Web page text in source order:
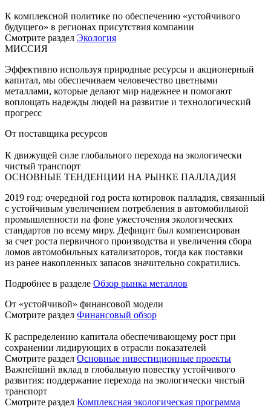
К комплексной политике по обеспечению «устойчивого
будущего» в регионах присутствия компании
Смотрите раздел Экология
МИССИЯ
Эффективно используя природные ресурсы и акционерный
капитал, мы обеспечиваем человечество цветными
металлами, которые делают мир надежнее и помогают
воплощать надежды людей на развитие и технологический
прогресс
От поставщика ресурсов
К движущей силе глобального перехода на экологически
чистый транспорт
ОСНОВНЫЕ ТЕНДЕНЦИИ НА РЫНКЕ ПАЛЛАДИЯ
2019 год: очередной год роста котировок палладия, связанный
с устойчивым увеличением потребления в автомобильной
промышленности на фоне ужесточения экологических
стандартов по всему миру. Дефицит был компенсирован
за счет роста первичного производства и увеличения сбора
ломов автомобильных катализаторов, тогда как поставки
из ранее накопленных запасов значительно сократились.
Подробнее в разделе Обзор рынка металлов
От «устойчивой» финансовой модели
Смотрите раздел Финансовый обзор
К распределению капитала обеспечивающему рост при
сохранении лидирующих в отрасли показателей
Смотрите раздел Основные инвестиционные проекты
Важнейший вклад в глобальную повестку устойчивого
развития: поддержание перехода на экологически чистый
транспорт
Смотрите раздел Комплексная экологическая программа